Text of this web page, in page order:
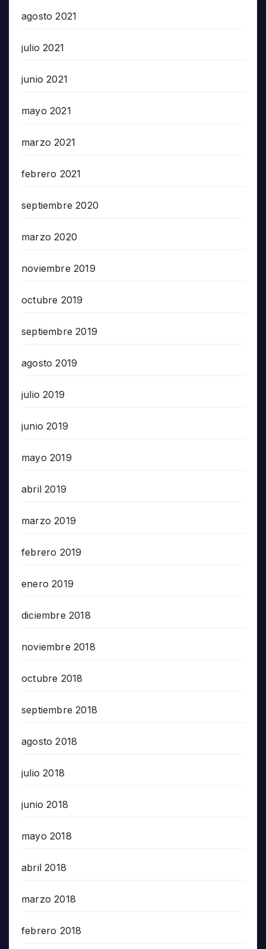
agosto 2021
julio 2021
junio 2021
mayo 2021
marzo 2021
febrero 2021
septiembre 2020
marzo 2020
noviembre 2019
octubre 2019
septiembre 2019
agosto 2019
julio 2019
junio 2019
mayo 2019
abril 2019
marzo 2019
febrero 2019
enero 2019
diciembre 2018
noviembre 2018
octubre 2018
septiembre 2018
agosto 2018
julio 2018
junio 2018
mayo 2018
abril 2018
marzo 2018
febrero 2018